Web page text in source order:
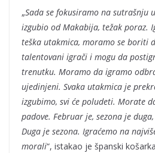
„Sada se fokusiramo na sutrašnju
izgubio od Makabija, težak poraz.
teška utakmica, moramo se boriti
talentovani igrači i mogu da
trenutku. Moramo da igramo
ujedinjeni. Svaka utakmica je
izgubimo, svi će poludeti. Morate
padove. Februar je, sezona je
Duga je sezona. Igraćemo na
morali“, istakao je španski